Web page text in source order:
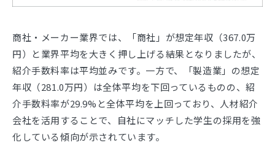
商社・メーカー業界では、「商社」が想定年収（367.0万
円）と業界平均を大きく押し上げる結果となりましたが、
紹介手数料率は平均並みです。一方で、「製造業」の想定
年収（281.0万円）は全体平均を下回っているものの、紹
介手数料率が29.9%と全体平均を上回っており、人材紹介
会社を活用することで、自社にマッチした学生の採用を強
化している傾向が示されています。